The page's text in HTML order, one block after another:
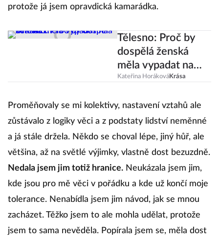
protože já jsem opravdická kamarádka.
Tělesno: Proč by
dospělá ženská
měla vypadat na
dvanáct?
Kateřina HorákováKrása
Proměňovaly se mi kolektivy, nastavení vztahů ale
zůstávalo z logiky věci a z podstaty lidství neměnné
a já stále držela. Někdo se choval lépe, jiný hůř, ale
většina, až na světlé výjimky, vlastně dost bezuzdně.
Nedala jsem jim totiž hranice. Neukázala jsem jim,
kde jsou pro mě věci v pořádku a kde už končí moje
tolerance. Nenabídla jsem jim návod, jak se mnou
zacházet. Těžko jsem to ale mohla udělat, protože
jsem to sama nevěděla. Popírala jsem se, měla dost